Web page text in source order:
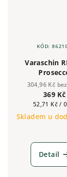
Varaschin
Superiore
0,75 l
304,96 Kč
369 Kč
Měrná
cena:
52,71 Kč /
Skladem u
Detail
KÓD: